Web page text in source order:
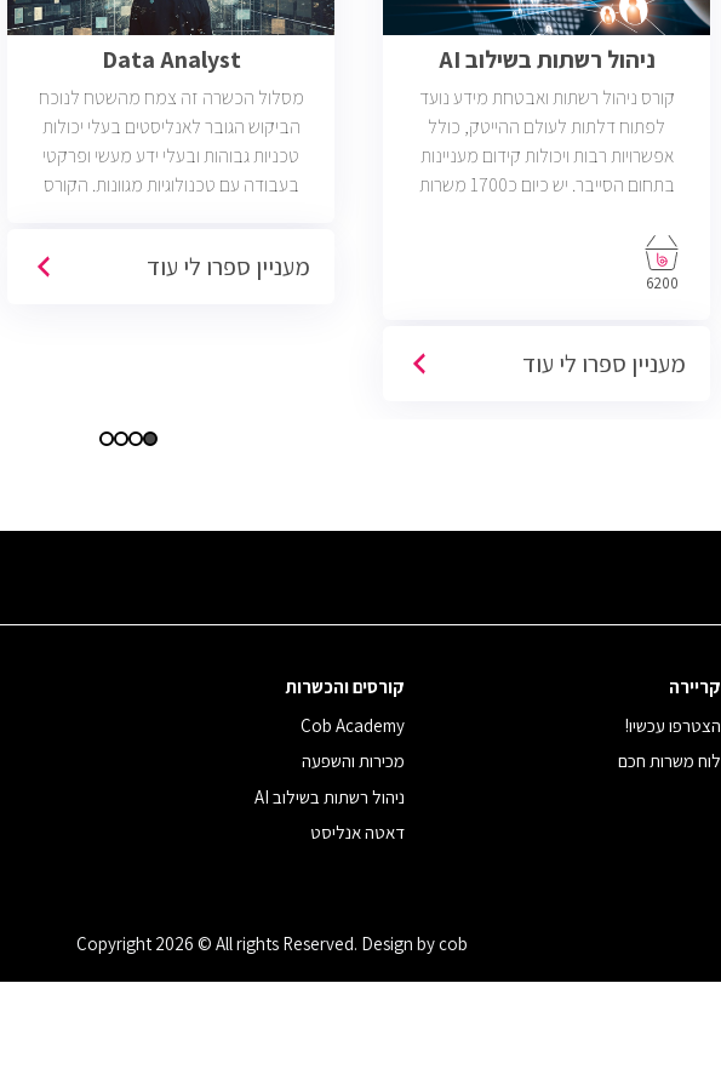
ניהול רשתות בשילוב AI
קורס ניהול רשתות ואבטחת מידע נועד
לפתוח דלתות לעולם ההייטק, כולל
אפשרויות רבות ויכולות קידום מעניינות
בתחום הסייבר. יש כיום כ1700 משרות
בניהול רשתות והסמכת CCNA.
6200
מעניין ספרו לי עוד
Data Analyst
מסלול הכשרה זה צמח מהשטח לנוכח
הביקוש הגובר לאנליסטים בעלי יכולות
טכניות גבוהות ובעלי ידע מעשי ופרקטי
בעבודה עם טכנולוגיות מגוונות. הקורס
פתוחות בשוק והתפקיד מתאים לעבודה
מעניין ספרו לי עוד
קריירה
הצטרפו עכשיו!
לוח משרות חכם
קורסים והכשרות
Cob Academy
מכירות והשפעה
ניהול רשתות בשילוב AI
דאטה אנליסט
Copyright 2026 © All rights Reserved. Design by cob